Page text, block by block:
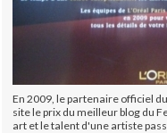
En 2009, le partenaire officiel
site le prix du meilleur blog du
art et le talent d'une artiste